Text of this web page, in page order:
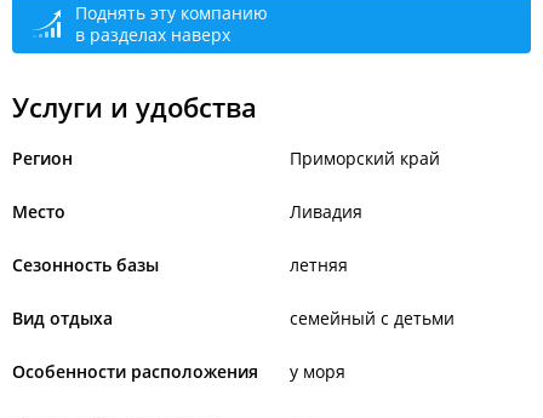
Поднять эту компанию
в разделах наверх
Услуги и удобства
Регион Приморский край
Место Ливадия
Сезонность базы летняя
Вид отдыха семейный с детьми
Особенности расположения у моря